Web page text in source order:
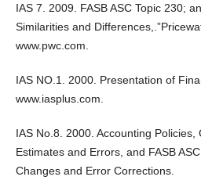
IAS 7. 2009. FASB ASC Topic 230;
Similarities and
www.pwc.com.
IAS NO.1. 2000. Presentation of
www.iasplus.com.
IAS No.8. 2000. Accounting Policies,
Estimates and Errors, and FASB
Changes and Error Corrections.